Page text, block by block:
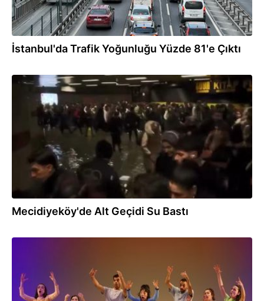
İstanbul'da Trafik Yoğunluğu Yüzde 81'e Çıktı
30.03.2026
Mecidiyeköy'de Alt Geçidi Su Bastı